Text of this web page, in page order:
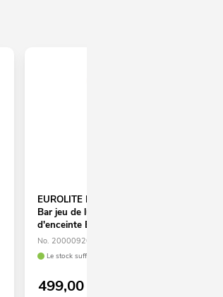
EUROLITE Ensemble LED KLS Laser
Bar jeu de lumières FX blanc + pied
d'enceinte BPS-2 blanc
No. 20000920
Le stock suffit pour env. 12 semaines.
499,00